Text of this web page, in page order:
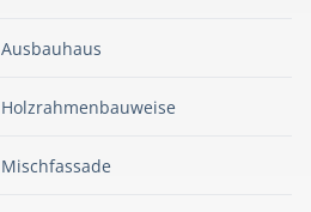
Ausbauhaus
Holzrahmenbauweise
Mischfassade